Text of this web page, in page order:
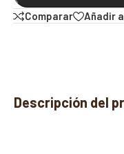
Comparar Añadir
Descripción del